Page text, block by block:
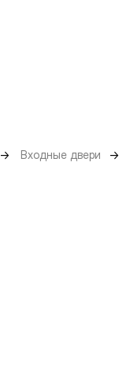
→ Входные двери →